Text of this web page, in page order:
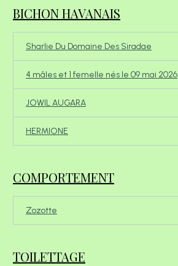
BICHON HAVANAIS
Sharlie Du Domaine Des Siradae
4 mâles et 1 femelle nés le 09 mai 2026
JOWIL AUGARA
HERMIONE
COMPORTEMENT
Zozotte
TOILETTAGE